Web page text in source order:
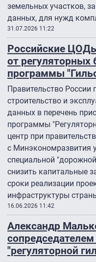
земельных участков,
данных, для нужд
31.07.2026 11:22
Российские
от регуляторных
программы
Правительство России
строительство и
данных в перечень
программы
центр при
с Минэкономразвития
специальной
снизить капитальные
сроки реализации
инфраструктуры
16.06.2026 11:42
Александр
"регуляторной